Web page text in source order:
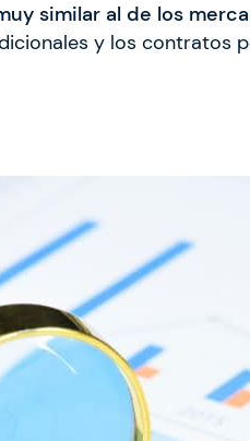
similar al de los
y los contratos